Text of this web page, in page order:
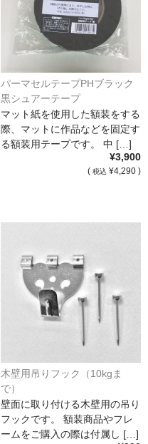
パーマセルテープPHブラック
黒シュアーテープ
マット紙を使用した額装をする
際、マットに作品などを固定す
る額装用テープです。 中 […]
¥3,900
( 税込 ¥4,290 )
木壁用吊りフック（10kgま
で）
壁面に取り付ける木壁用の吊り
フックです。 額装商品やフレ
ームをご購入の際は付属し […]